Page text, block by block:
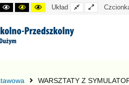
Tryb
Kontrast
czarno-
Kontrast
czarno-
Kontrast
żółto-
Układ
Układ
standardowy
Układ
szeroki
WARSZTATY Z